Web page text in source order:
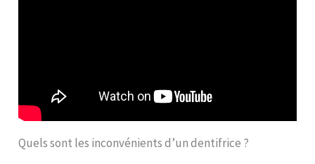
Quels sont les inconvénients d’un dentifrice ?